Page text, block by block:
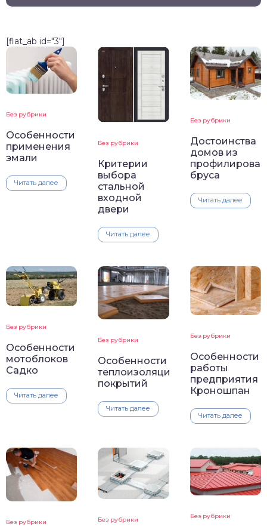
[flat_ab id="3"]
Без рубрики
Особенности
применения
эмали
Читать далее
Без рубрики
Критерии
выбора
стальной
входной
двери
Читать далее
Без рубрики
Достоинства
домов из
бруса
Читать далее
Без рубрики
Особенности
мотоблоков
Садко
Читать далее
Без рубрики
Особенности
теплоизоляционных
покрытий
Читать далее
Без рубрики
Особенности
работы
предприятия
Кроношпан
Читать далее
Без рубрики Без рубрики Без рубрики